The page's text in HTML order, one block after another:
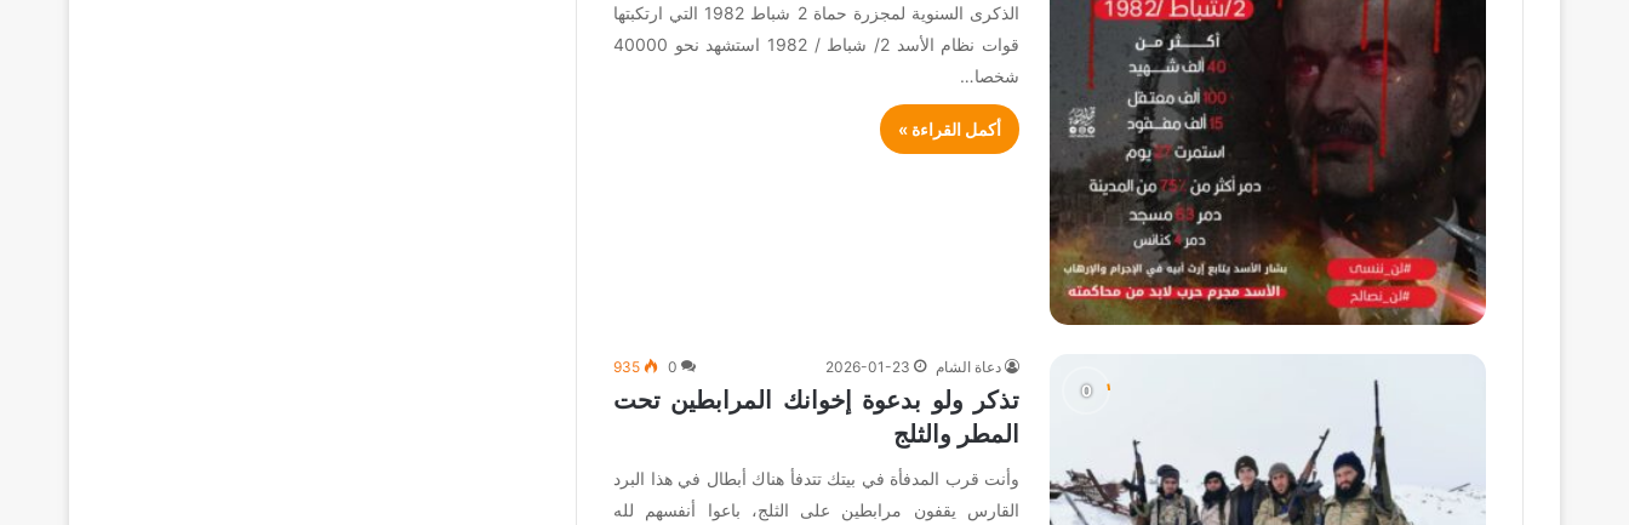
الذكرى السنوية لمجزرة حماة 2 شباط 1982 التي ارتكبتها
قوات نظام الأسد 2/ شباط / 1982 استشهد نحو 40000
شخصا…
أكمل القراءة »
دعاة الشام 2026-01-23
0
935
تذكر ولو بدعوة إخوانك المرابطين تحت
المطر والثلج
وأنت قرب المدفأة في بيتك تتدفأ هناك أبطال في هذا البرد
القارس يقفون مرابطين على الثلج، باعوا أنفسهم لله